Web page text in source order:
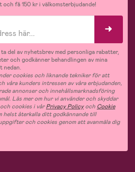
få 150 kr i välkomsterbjudande!
del av nyhetsbrev med personliga rabatter,
och godkänner behandlingen av mina
nedan.
cookies och liknande tekniker för att
våra kunders intressen av våra erbjudanden,
annonser och innehållsmarknadsföring
Läs mer om hur vi använder och skyddar
cookies i vårPrivacy Policyoch Cookie
helst återkalla ditt godkännande till
och cookies genom att avanmäla dig